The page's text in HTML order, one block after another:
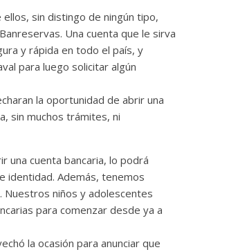
sin distingo de ningún tipo,
Una cuenta que le sirva
y rápida en todo el país, y
para luego solicitar algún
la oportunidad de abrir una
sin muchos trámites, ni
una cuenta bancaria, lo podrá
identidad. Además, tenemos
Nuestros niños y adolescentes
para comenzar desde ya a
la ocasión para anunciar que